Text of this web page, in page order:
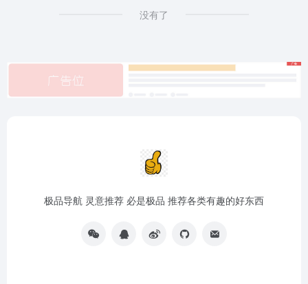
没有了
极品导航 灵意推荐 必是极品 推荐各类有趣的好东西